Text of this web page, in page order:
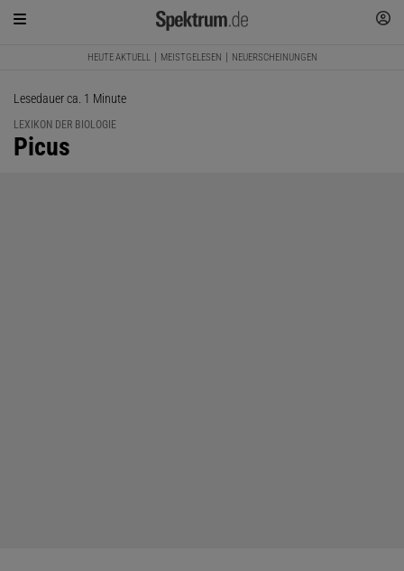
HEUTE AKTUELL MEISTGELESEN NEUERSCHEINUNGEN
Lesedauer ca. 1 Minute
LEXIKON DER BIOLOGIE
:
Picus